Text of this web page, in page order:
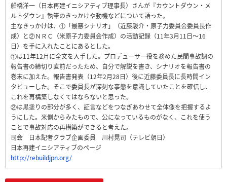
船橋洋一（日本再建イニシアティブ理事長）さんが『カウントダウン・メ
ルトダウン』執筆のきっかけや動機などについて語った。
主なきっかけは、①「最悪シナリオ」（近藤駿介・原子力委員会委員長作
成）と②ＮＲＣ（米原子力委員会作成）の活動記録（11年3月11日～16
日）を手に入れたことにあるとした。
①は11年12月に全文を入手した。プロデューサー役を務めた民間事故調の
報告書の締切り直前だったため、自分で解説を書き、シナリオを報告書の
巻末に加えた。報告書発表（12年2月28日）後に近藤委員長に長時間イン
タビューした。そこで委員長が深刻な事態を意識していたことを確信し、
これを再構築しなくてはならないと思った。
②は黒塗りの部分が多く、証言などをつなぎあわせて全体像を把握するよ
うにした。米側からみたもので、公になっているものがなく、これを使う
ことで事故対応の再構築ができると考えた。
司会 日本記者クラブ企画委員 川村晃司（テレビ朝日）
日本再建イニシアティブのページ
http://rebuildjpn.org/